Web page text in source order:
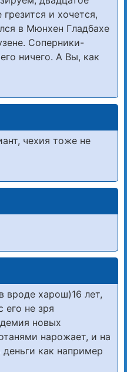
и хочется,
в Мюнхен Гладбахе
Соперники-
ничего. А Вы, как
чехия тоже не
вроде харош)16 лет,
не зря
новых
нарожает, и на
как например